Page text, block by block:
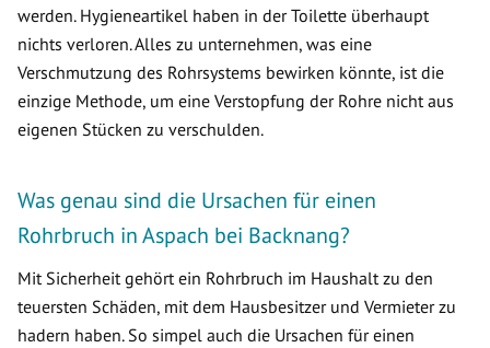
werden. Hygieneartikel haben in der Toilette überhaupt
nichts verloren. Alles zu unternehmen, was eine
Verschmutzung des Rohrsystems bewirken könnte, ist die
einzige Methode, um eine Verstopfung der Rohre nicht aus
eigenen Stücken zu verschulden.
Was genau sind die Ursachen für einen
Rohrbruch in Aspach bei Backnang?
Mit Sicherheit gehört ein Rohrbruch im Haushalt zu den
teuersten Schäden, mit dem Hausbesitzer und Vermieter zu
hadern haben. So simpel auch die Ursachen für einen